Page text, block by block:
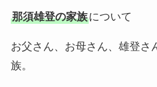
那須雄登の家族について
お父さん、お母さん、雄登さ
族。